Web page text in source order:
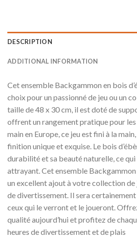
DESCRIPTION
ADDITIONAL INFORMATION
Cet ensemble Backgammon en bois
choix pour un passionné de jeu ou un
taille de 48 x 30 cm, il est doté de
offrent un rangement pratique pour les
main en Europe, ce jeu est fini à la
finition unique et exquise. Le bois
durabilité et sa beauté naturelle, ce
attrayant. Cet ensemble Backgammon
un excellent ajout à votre collection de
de divertissement. Il sera
ceux qui le verront et le joueront.
qualité aujourd’hui et profitez de
heures de divertissement et de plais